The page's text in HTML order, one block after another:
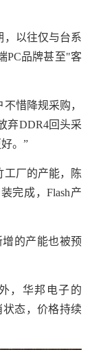
以往仅与台系
PC品牌甚至"客
惜降规采购，
弃DDR4回头采
。”
厂的产能，陈
完成，Flash产
的产能也被预
，华邦电子的
状态，价格持续